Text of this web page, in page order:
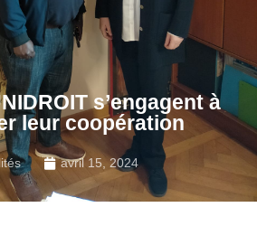
s’engagent à
leur coopération
avril 15, 2024